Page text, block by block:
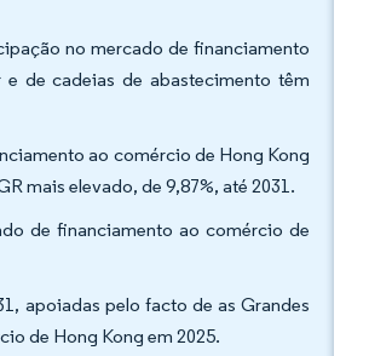
no mercado de financiamento
de cadeias de abastecimento têm
ao comércio de Hong Kong
mais elevado, de 9,87%, até 2031.
de financiamento ao comércio de
apoiadas pelo facto de as Grandes
de Hong Kong em 2025.